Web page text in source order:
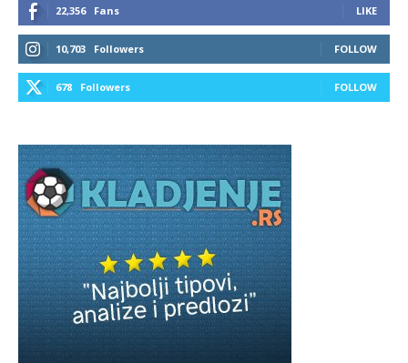
22,356 Fans LIKE
10,703 Followers FOLLOW
678 Followers FOLLOW